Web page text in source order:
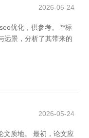
2026-05-24
优化，供参考。 **标
远景，分析了其带来的
2026-05-24
文质地。 最初，论文应